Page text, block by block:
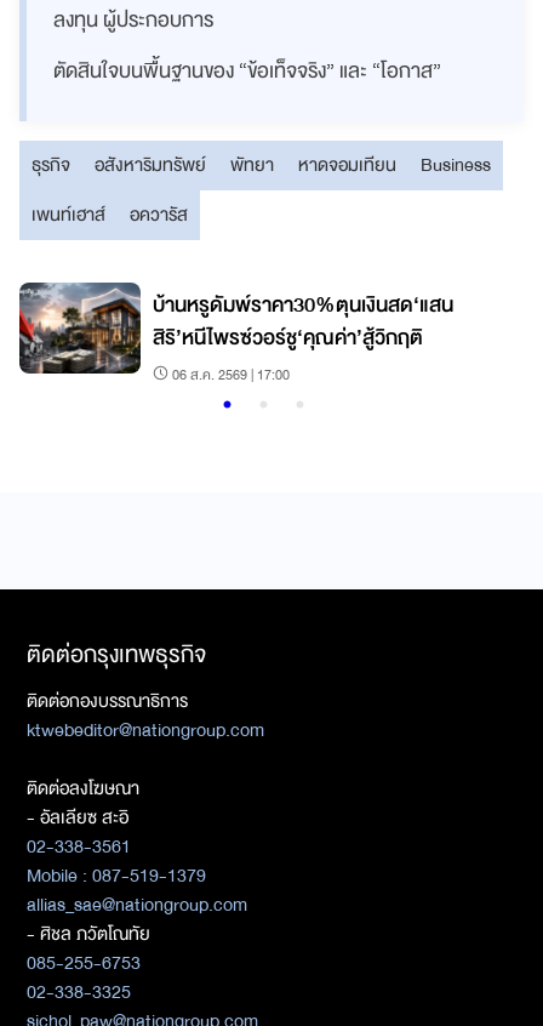
ลงทุน ผู้ประกอบการ
ตัดสินใจบนพื้นฐานของ “ข้อเท็จจริง” และ “โอกาส”
ธุรกิจ อสังหาริมทรัพย์ พัทยา หาดจอมเทียน
Business
เพนท์เฮาส์
อควารัส
บ้านหรูดัมพ์ราคา30%ตุนเงินสด‘แสน
สิริ’หนีไพรซ์วอร์ชู‘คุณค่า’สู้วิกฤติ
06 ส.ค. 2569 | 17:00
ติดต่อกรุงเทพธุรกิจ
ติดต่อกองบรรณาธิการ
ktwebeditor@nationgroup.com
ติดต่อลงโฆษณา
- อัลเลียซ สะอิ
02-338-3561
Mobile : 087-519-1379
allias_sae@nationgroup.com
- ศิชล ภวัตโณทัย
085-255-6753
02-338-3325